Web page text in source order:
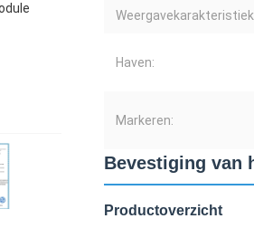
Haven:
Markeren:
Bevestiging van
Productoverzicht